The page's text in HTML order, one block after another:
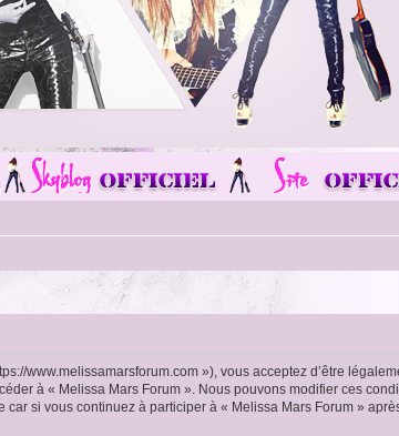
www.melissamarsforum.com »), vous acceptez d’être
à « Melissa Mars Forum ». Nous pouvons modifier ces
si vous continuez à participer à « Melissa Mars Forum »